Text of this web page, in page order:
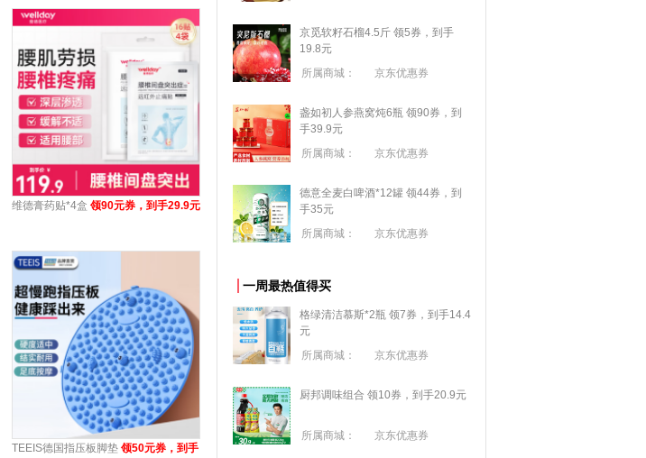
维德膏药贴*4盒 领90元券，到手29.9元
TEEIS德国指压板脚垫 领50元券，到手
京觅软籽石榴4.5斤 领5券，到手
19.8元
所属商城：
京东优惠券
盏如初人参燕窝炖6瓶 领90券，到
手39.9元
所属商城：
京东优惠券
德意全麦白啤酒*12罐 领44券，到
手35元
所属商城：
京东优惠券
一周最热值得买
格绿清洁慕斯*2瓶 领7券，到手14.4
元
所属商城：
京东优惠券
厨邦调味组合 领10券，到手20.9元
所属商城： 京东优惠券